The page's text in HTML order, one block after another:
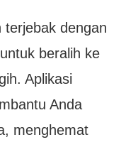
terjebak dengan
beralih ke
Aplikasi
Anda
menghemat